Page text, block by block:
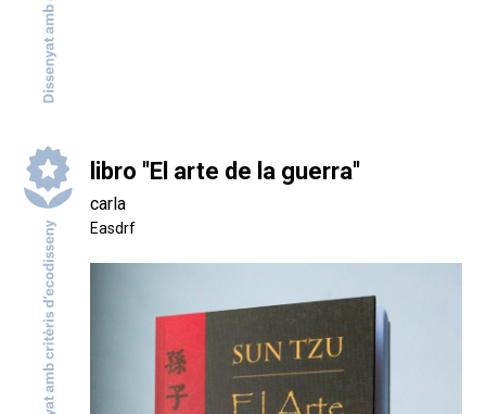
libro ''El arte de la guerra''
carla
Easdrf